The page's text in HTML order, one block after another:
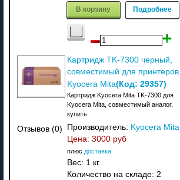
В корзину Подробнее
Отзывов (0)
Картридж TK-7300 черный,
совместимый для принтеров
Kyocera Mita(Код: 29357)
Картридж Kyocera Mita TK-7300 для
Kyocera Mita, совместимый аналог,
купить
Производитель: Kyocera Mita
Цена: 3000 руб
плюс доставка
Вес: 1 кг.
Количество на складе: 2